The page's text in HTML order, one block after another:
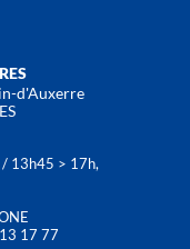
d'Auxerre
/ 13h45 > 17h,
17 77